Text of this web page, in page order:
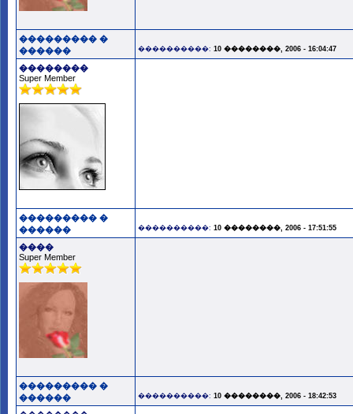
��������� �
������
����������: 10 ��������, 2006 - 16:04:47
��������
Super Member
��������� �
������
����������: 10 ��������, 2006 - 17:51:55
����
Super Member
��������� �
������
����������: 10 ��������, 2006 - 18:42:53